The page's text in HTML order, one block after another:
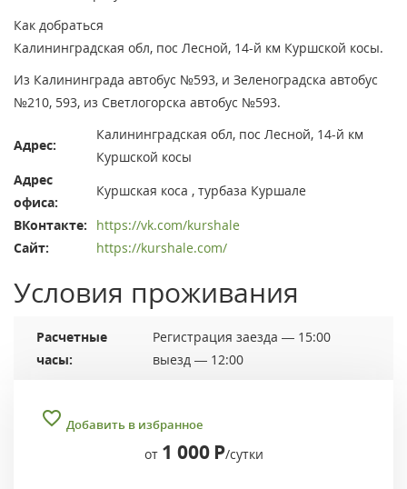
Как добраться
Калининградская обл, пос Лесной, 14-й км Куршской косы.
Из Калининграда автобус №593, и Зеленоградска автобус
№210, 593, из Светлогорска автобус №593.
Адрес:
Калининградская обл, пос Лесной, 14-й км
Куршской косы
Адрес
офиса:
Куршская коса , турбаза Куршале
ВКонтакте:
https://vk.com/kurshale
Сайт:
https://kurshale.com/
Условия проживания
Расчетные
часы:
Регистрация заезда — 15:00
выезд — 12:00
Добавить в избранное
от 1 000 Р/сутки